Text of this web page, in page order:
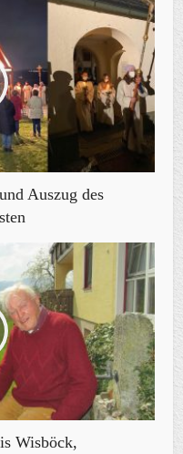
Auszug des
Wisböck,